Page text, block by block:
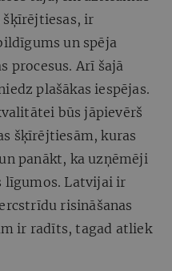
ir
un spēja
procesus. Arī šajā
plašākas iespējas.
būs jāpievērš
šķīrējtiesām, kuras
panākt, ka uzņēmēji
līgumos. Latvijai ir
risināšanas
ir radīts, tagad atliek